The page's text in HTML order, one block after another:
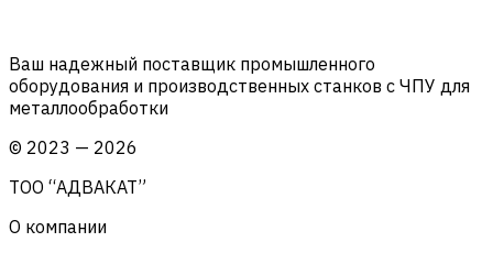
Ваш надежный поставщик промышленного
оборудования и производственных станков с ЧПУ для
металлообработки
© 2023 — 2026
ТОО “АДВАКАТ”
О компании